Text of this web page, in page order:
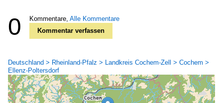
0 Kommentare, Alle Kommentare
Kommentar verfassen
Deutschland > Rheinland-Pfalz > Landkreis Cochem-Zell > Cochem >
Ellenz-Poltersdorf